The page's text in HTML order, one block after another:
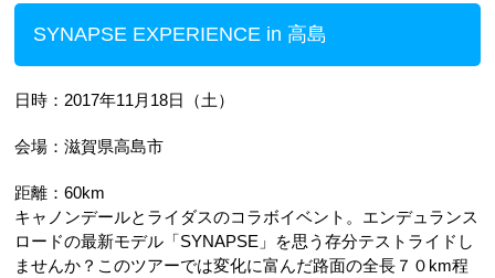
SYNAPSE EXPERIENCE in 高島
日時：2017年11月18日（土）
会場：滋賀県高島市
距離：60km
キャノンデールとライダスのコラボイベント。エンデュランス
ロードの最新モデル「SYNAPSE」を思う存分テストライドし
ませんか？このツアーでは変化に富んだ路面の全長７０km程